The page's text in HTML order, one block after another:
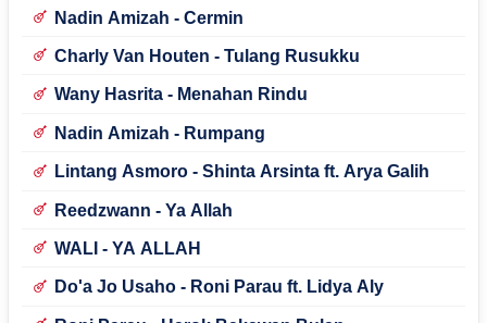
Nadin Amizah - Cermin
Charly Van Houten - Tulang Rusukku
Wany Hasrita - Menahan Rindu
Nadin Amizah - Rumpang
Lintang Asmoro - Shinta Arsinta ft. Arya Galih
Reedzwann - Ya Allah
WALI - YA ALLAH
Do'a Jo Usaho - Roni Parau ft. Lidya Aly